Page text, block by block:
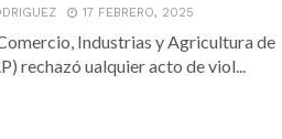
17 FEBRERO, 2025
Industrias y Agricultura de
rechazó ualquier acto de viol...